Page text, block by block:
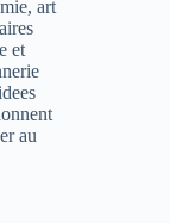
art
et
au